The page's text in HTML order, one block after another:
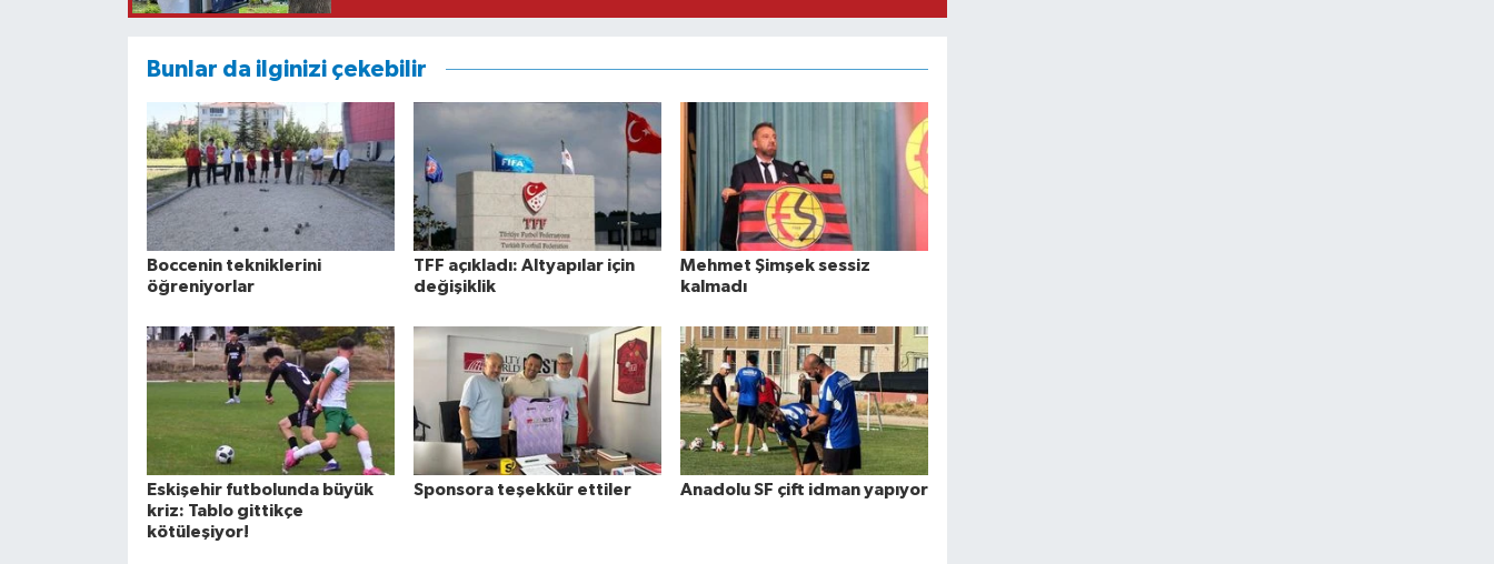
Bunlar da ilginizi çekebilir
Boccenin tekniklerini
öğreniyorlar
TFF açıkladı: Altyapılar için
değişiklik
Mehmet Şimşek sessiz
kalmadı
Eskişehir futbolunda büyük
kriz: Tablo gittikçe
kötüleşiyor!
Sponsora teşekkür ettiler Anadolu SF çift idman yapıyor